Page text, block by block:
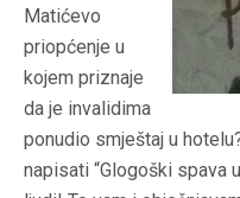
Matićevo
priopćenje u
kojem priznaje
da je invalidima
ponudio smještaj u
napisati “Glogoški spava